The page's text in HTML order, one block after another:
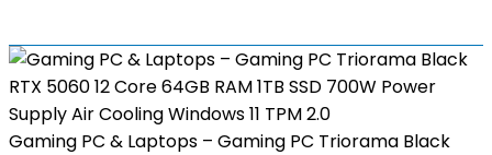
Gaming PC & Laptops – Gaming PC Triorama Black